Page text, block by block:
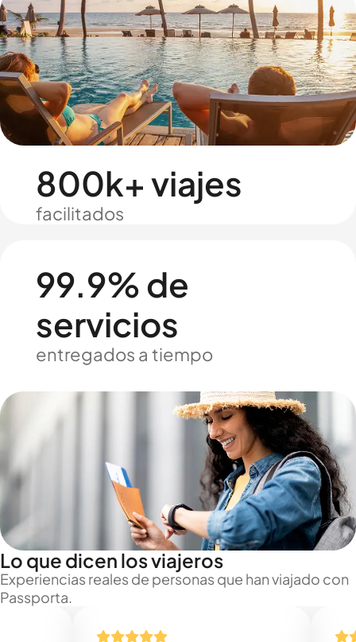
800k+ viajes
facilitados
99.9% de
servicios
entregados a tiempo
Lo que dicen los viajeros
Experiencias reales de personas que han viajado con
Passporta.